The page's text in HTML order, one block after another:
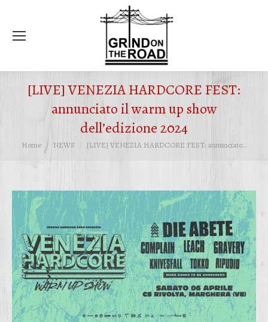
[LIVE] VENEZIA HARDCORE FEST:
annunciato il warm up show
dell’edizione 2024
Tu sei qui:
Home NEWS [LIVE] VENEZIA HARDCORE FEST: annunciato…